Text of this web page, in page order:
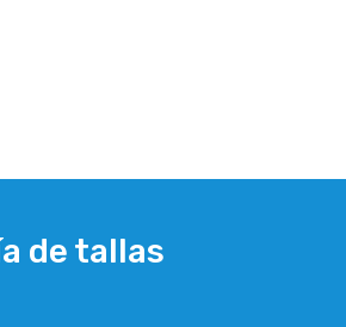
de tallas